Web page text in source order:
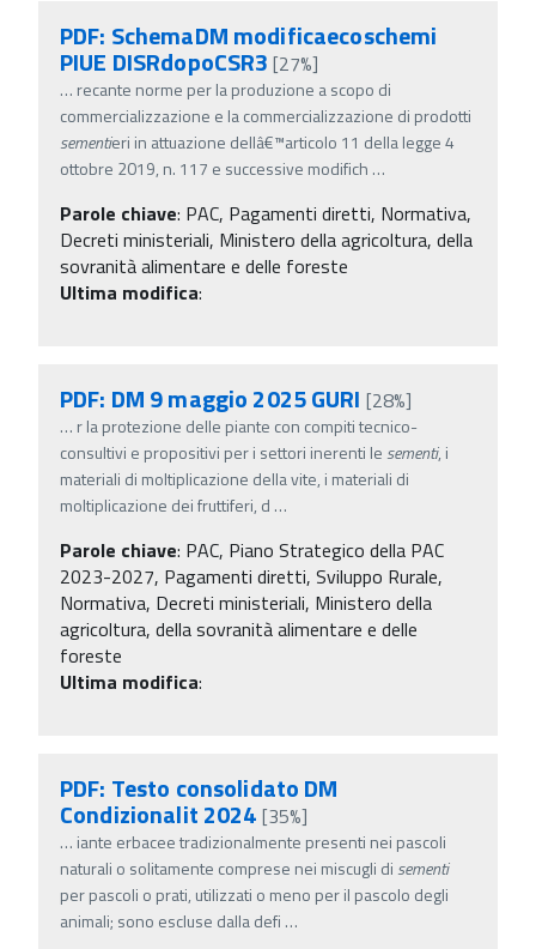
PDF: SchemaDM modificaecoschemi
PIUE DISRdopoCSR3 [27%]
… recante norme per la produzione a scopo di
commercializzazione e la commercializzazione di prodotti
sementieri in attuazione dellâ€™articolo 11 della legge 4
ottobre 2019, n. 117 e successive modifich …
Parole chiave: PAC, Pagamenti diretti, Normativa,
Decreti ministeriali, Ministero della agricoltura, della
sovranità alimentare e delle foreste
Ultima modifica:
PDF: DM 9 maggio 2025 GURI [28%]
… r la protezione delle piante con compiti tecnico-
consultivi e propositivi per i settori inerenti le sementi, i
materiali di moltiplicazione della vite, i materiali di
moltiplicazione dei fruttiferi, d …
Parole chiave: PAC, Piano Strategico della PAC
2023-2027, Pagamenti diretti, Sviluppo Rurale,
Normativa, Decreti ministeriali, Ministero della
agricoltura, della sovranità alimentare e delle
foreste
Ultima modifica:
PDF: Testo consolidato DM
Condizionalit 2024 [35%]
… iante erbacee tradizionalmente presenti nei pascoli
naturali o solitamente comprese nei miscugli di sementi
per pascoli o prati, utilizzati o meno per il pascolo degli
animali; sono escluse dalla defi …